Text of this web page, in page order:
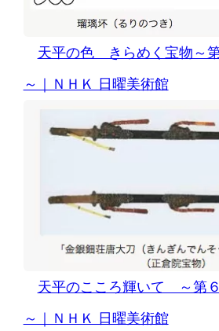
天平の色 きらめく宝物～
～｜ＮＨＫ 日曜美術館
天平のこころ輝いて ～第
～｜ＮＨＫ 日曜美術館